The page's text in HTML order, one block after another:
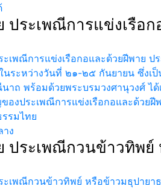
ประเพณีการแข่งเรือ
ะเพณีการแข่งเรือกอและด้วยฝีพาย
ระหว่างวันที่ ๒๑-๒๕ กันยายน ซึ่งเป็
นาถ พร้อมด้วยพระบรมวงศานุวงศ์
องประเพณีการแข่งเรือกอและด้วยฝี
รมไทย
ง
ประเพณีกวนข้าวทิพย์
ระเพณีกวนข้าวทิพย์ หรือข้าวมธุปา